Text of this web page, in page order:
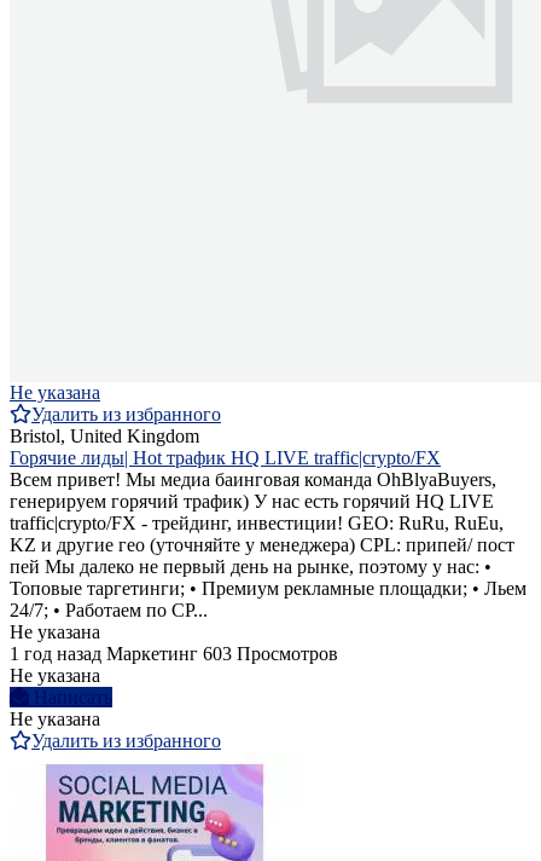
Не указана
Удалить из избранного
Bristol, United Kingdom
Горячие лиды| Hot трафик HQ LIVE traffic|crypto/FX
Всем привет! Мы медиа баинговая команда OhBlyaBuyers,
генерируем горячий трафик) У нас есть горячий HQ LIVE
traffic|crypto/FX - трейдинг, инвестиции! GEO: RuRu, RuEu,
KZ и другие гео (уточняйте у менеджера) CPL: припей/ пост
пей Мы далеко не первый день на рынке, поэтому у нас: •
Топовые таргетинги; • Премиум рекламные площадки; • Льем
24/7; • Работаем по CP...
Не указана
1 год назад Маркетинг 603 Просмотров
Не указана
Написать
Не указана
Удалить из избранного